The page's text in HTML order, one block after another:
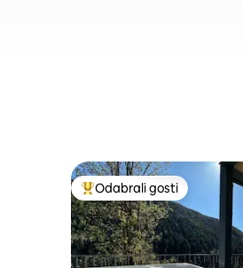
Među najviše rangiranima
Odabrali gosti